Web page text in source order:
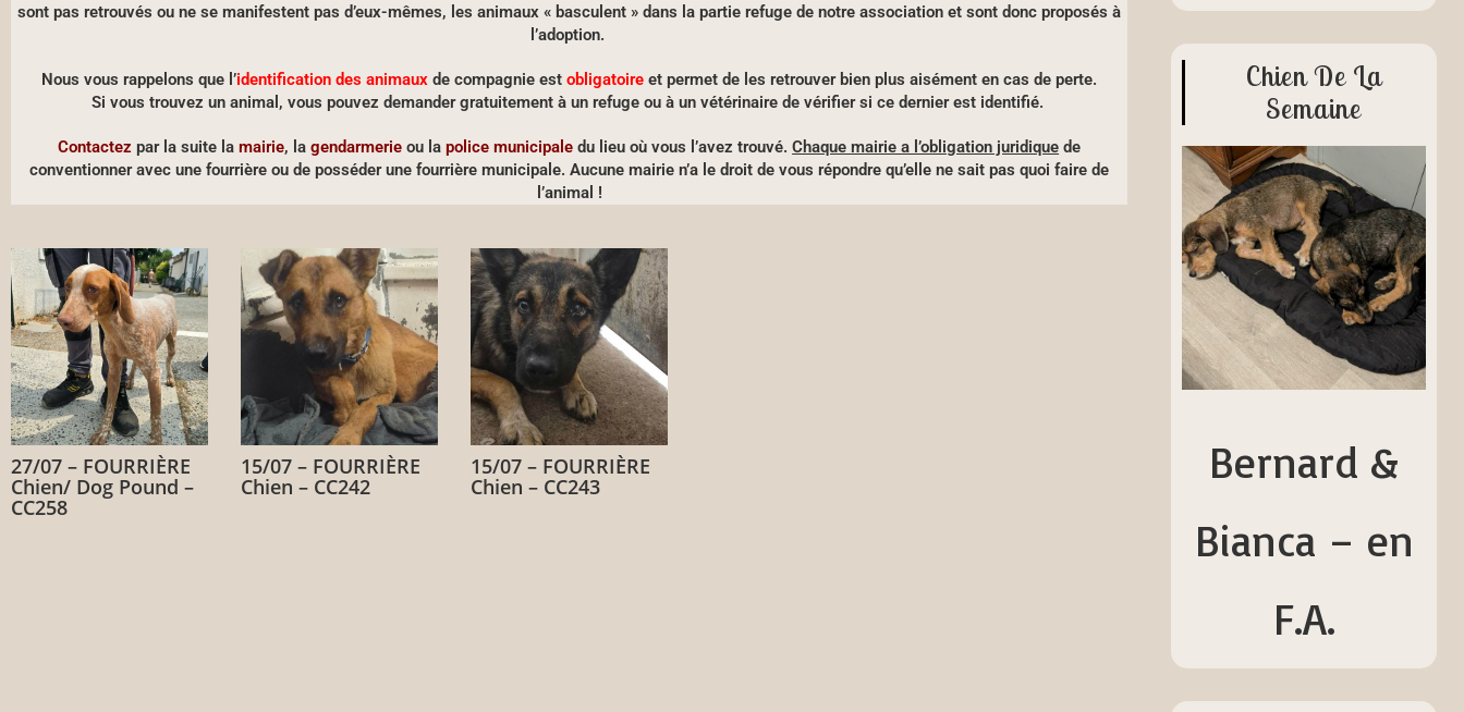
sont pas retrouvés ou ne se manifestent pas d’eux-mêmes, les animaux « basculent » dans la partie refuge de notre association et sont donc proposés à
l’adoption.
Nous vous rappelons que l’identification des animaux de compagnie estobligatoire et permet de les retrouver bien plus aisément en cas de perte.
Si vous trouvez un animal , vous pouvez demander gratuitement à un refuge ou à un vétérinaire de vérifiersi ce dernier est identifié.
Contactez par la suite lamairie, lagendarmerie ou lapolice municipale du lieu où vous l’avez trouvé.Chaque mairie a l’obligation juridique de
conventionner avec une fourrière ou de posséder une fourrière municipale. Aucune mairie n’a le droit de vous répondre qu’elle ne sait pas quoi faire de
l’animal !
27/07 – FOURRIÈRE
Chien/ Dog Pound –
CC258
15/07 – FOURRIÈRE
Chien – CC242
15/07 – FOURRIÈRE
Chien – CC243
Chien De La
Semaine
Bernard &
Bianca – en
F.A.